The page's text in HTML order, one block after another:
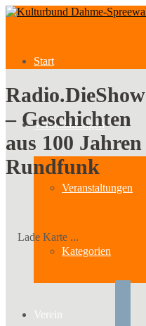
Start
Veranstaltungen
Veranstaltungen
Kategorien
Verein
Radio.DieShow
– Geschichten
aus 100 Jahren
Rundfunk
Lade Karte ...